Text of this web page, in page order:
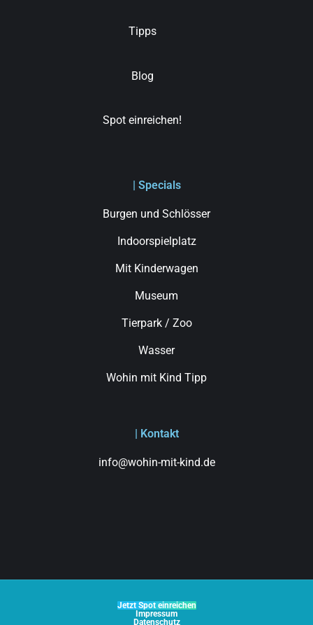
Tipps
Blog
Spot einreichen!
| Specials
Burgen und Schlösser
Indoorspielplatz
Mit Kinderwagen
Museum
Tierpark / Zoo
Wasser
Wohin mit Kind Tipp
| Kontakt
info@wohin-mit-kind.de
Jetzt Spot einreichen
Impressum
Datenschutz